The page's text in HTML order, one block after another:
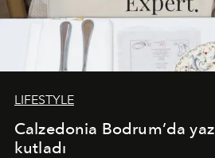
LIFESTYLE
Calzedonia Bodrum’da
kutladı